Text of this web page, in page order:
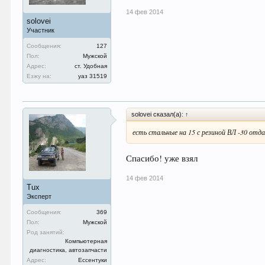
solovei
Участник
Сообщения:
127
Пол:
Мужской
Адрес:
ст. Удобная
Езжу на:
уаз 31519
14 фев 2014
Tux
Эксперт
Сообщения:
369
Пол:
Мужской
Род занятий:
Компьютерная
диагностика, автозапчасти
Адрес:
Ессентуки
solovei сказал(а): ↑
есть стальные на 15 с резиной ВЛ -30
Спасибо! уже взял
14 фев 2014